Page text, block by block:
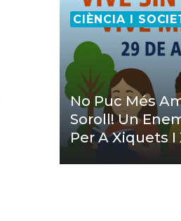
CIÈNCIA I
No Puc Més
Soroll! Un
Per A Xiquets